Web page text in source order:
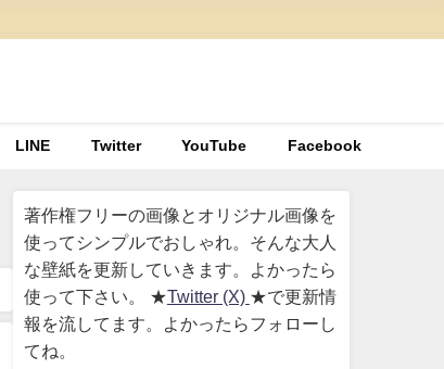
LINE Twitter YouTube Facebook
著作権フリーの画像とオリジナル画像を
使ってシンプルでおしゃれ。そんな大人
な壁紙を更新していきます。よかったら
使って下さい。 ★Twitter (X) ★で更新情
報を流してます。よかったらフォローし
てね。